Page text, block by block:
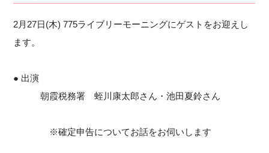
2月27日(木) 775ライブリーモーニングにゲストをお迎えし
ます。
● 出演
朝霞税務署 蛭川康太郎さん・池田夏鈴さん
※確定申告についてお話をお伺いします